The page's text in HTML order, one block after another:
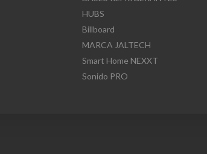
HUBS
Billboard
MARCA JALTECH
Smart Home NEXXT
Sonido PRO